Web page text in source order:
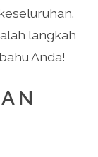
langkah
Anda!